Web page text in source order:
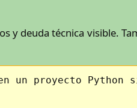
y deuda técnica visible.
un proyecto Python